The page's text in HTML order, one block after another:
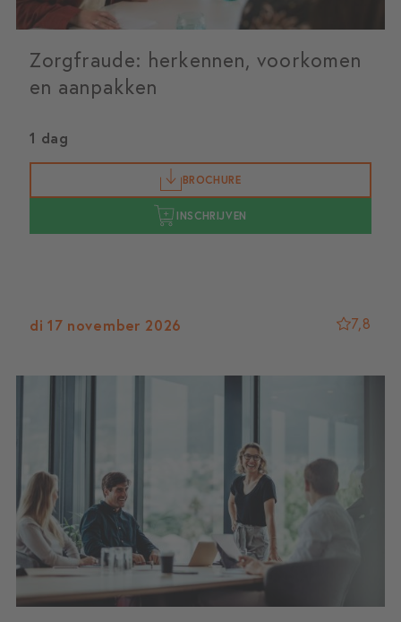
Zorgfraude: herkennen, voorkomen
en aanpakken
1 dag
BROCHURE
INSCHRIJVEN
di 17 november 2026 7,8